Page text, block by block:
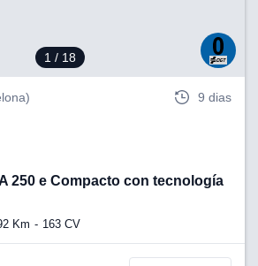
1 / 18
9 dias
250 e Compacto con tecnología
Km 163 CV